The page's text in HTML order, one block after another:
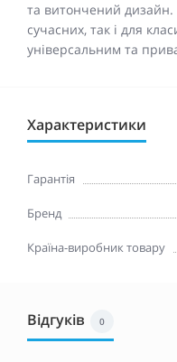
та витончений дизайн.
сучасних, так і для
універсальним та
Характеристики
Гарантія
Бренд
Країна-виробник товару
Відгуків 0